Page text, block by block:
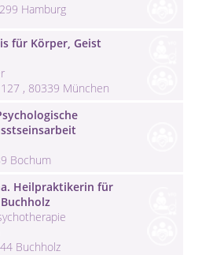
Hamburg
für Körper, Geist
, 80339 München
Bochum
Heilpraktikerin für
Buchholz